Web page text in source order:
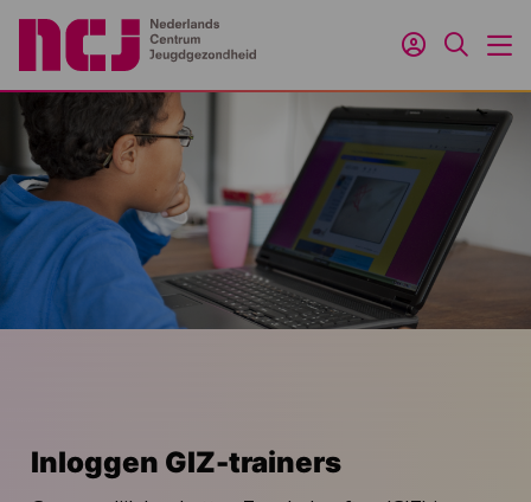
Inloggen
Zoeken
Inloggen GIZ-trainers